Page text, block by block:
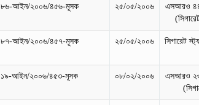
৮৬-আইন/২০০৬/৪৫৬-মূসক ২৫/০৫/২০০৬
এসআরও
৮৭-আইন/২০০৬/৪৫৭-মূসক ২৫/০৫/২০০৬
সিগারেট
১৯-আইন/২০০৬/৪৫৩-মূসক ০৮/০২/২০০৬
এসআরও